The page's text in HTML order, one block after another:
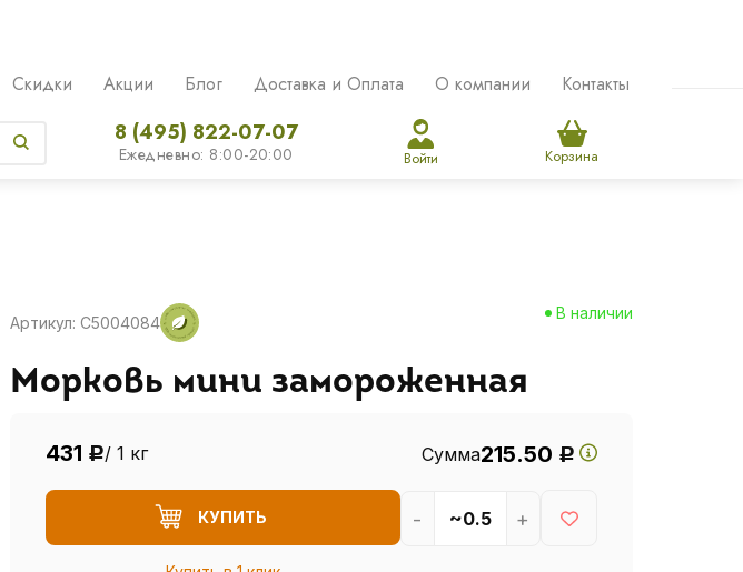
Скидки Акции Блог Доставка и Оплата О компании Контакты
8 (495) 822-07-07
Ежедневно: 8:00-20:00 Войти Корзина
Артикул: C5004084
В наличии
Морковь мини замороженная
431 Р/ 1 кг Сумма215.50 Р
КУПИТЬ - +